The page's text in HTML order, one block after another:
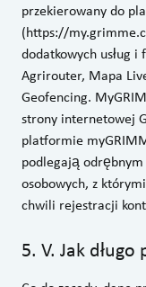
przekierowany do
(https://
dodatkowych usług
Agrirouter, Mapa
Geofencing.
strony internetowej
platformie
podlegają
osobowych, z
chwili rejestracji
5. V. Jak